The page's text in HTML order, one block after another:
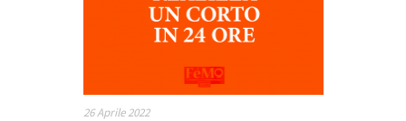
26 Aprile 2022